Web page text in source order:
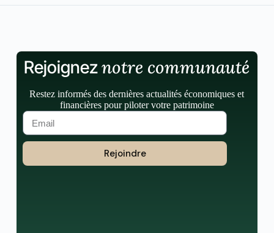
Rejoigneznotre communauté
Restez informés des dernières actualités économiques et
financières pour piloter votre patrimoine
Rejoindre